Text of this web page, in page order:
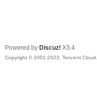
Powered by Discuz! X3.4
Copyright © 2001-2023, Tencent Cloud.